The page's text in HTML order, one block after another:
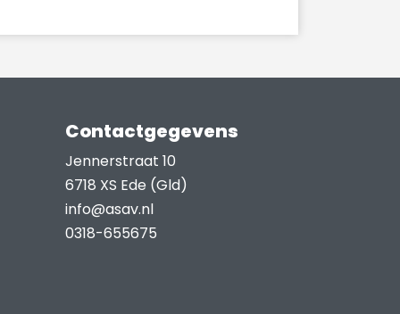
Contactgegevens
Jennerstraat 10
6718 XS Ede (Gld)
info@asav.nl
0318-655675